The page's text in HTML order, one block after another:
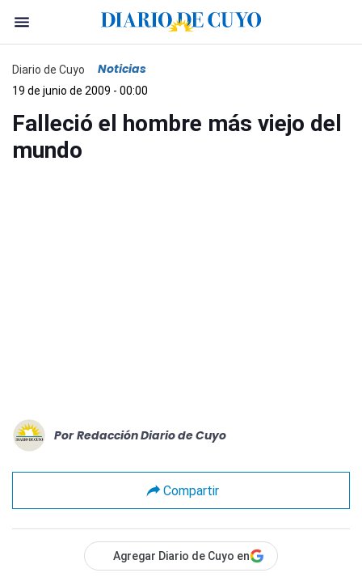
Diario de Cuyo Noticias
19 de junio de 2009 - 00:00
Falleció el hombre más viejo del
mundo
Por Redacción Diario de Cuyo
Compartir
Agregar Diario de Cuyo en